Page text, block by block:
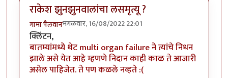
राकेश झुनझुनवालांचा लसमृत्यू ?
गामा पैलवानमंगळवार, 16/08/2022 22:01
क्लिंटन,
बातम्यांमध्ये थेट multi organ failure ने त्यांचे निधन
झाले असे येत आहे म्हणणे निदान काही काळ ते आजारी
असेल पाहिजेत. ते पण कळले नव्हते :(